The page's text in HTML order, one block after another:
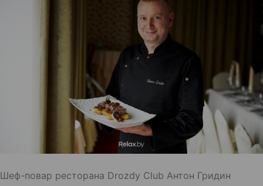
Шеф-повар ресторана Drozdy Club Антон Гридин